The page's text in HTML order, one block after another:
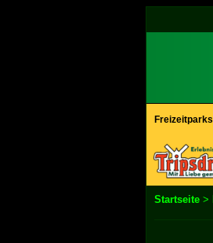
Freizeitparks
Startseite >